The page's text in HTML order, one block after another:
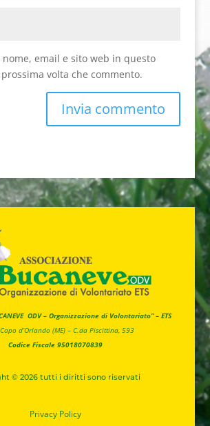
nome, email e sito web in questo
volta che commento.
ODV – Organizzazione di Volontariato” – ETS
d’Orlando (ME) – C.da Piscittina, 593
Codice Fiscale 95018070839
© 2026 tutti i diritti sono riservati
Privacy Policy